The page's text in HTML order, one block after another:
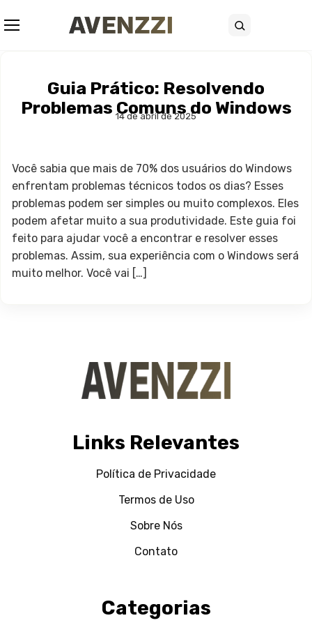
Buscar
Guia Prático: Resolvendo
Problemas Comuns do Windows
14 de abril de 2025
Você sabia que mais de 70% dos usuários do Windows
enfrentam problemas técnicos todos os dias? Esses
problemas podem ser simples ou muito complexos. Eles
podem afetar muito a sua produtividade. Este guia foi
feito para ajudar você a encontrar e resolver esses
problemas. Assim, sua experiência com o Windows será
muito melhor. Você vai […]
Links Relevantes
Política de Privacidade
Termos de Uso
Sobre Nós
Contato
Categorias